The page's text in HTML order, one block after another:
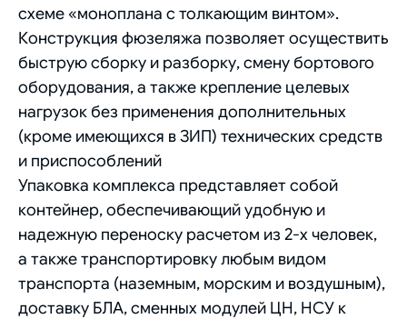
схеме «моноплана с толкающим винтом».
Конструкция фюзеляжа позволяет осуществить
быструю сборку и разборку, смену бортового
оборудования, а также крепление целевых
нагрузок без применения дополнительных
(кроме имеющихся в ЗИП) технических средств
и приспособлений
Упаковка комплекса представляет собой
контейнер, обеспечивающий удобную и
надежную переноску расчетом из 2-х человек,
а также транспортировку любым видом
транспорта (наземным, морским и воздушным),
доставку БЛА, сменных модулей ЦН, НСУ к